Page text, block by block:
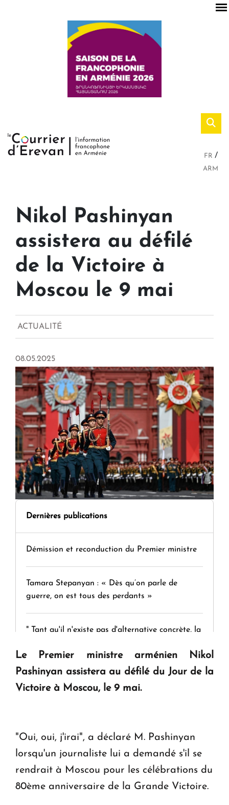
FR
ARM
Nikol Pashinyan
assistera au défilé
de la Victoire à
Moscou le 9 mai
ACTUALITÉ
08.05.2025
Dernières publications
Démission et reconduction du Premier ministre
Tamara Stepanyan : « Dès qu’on parle de
guerre, on est tous des perdants »
" Tant qu'il n'existe pas d'alternative concrète, la
KASA : 30 ans d'audace, de résilience et d'avenir
en Arménie
ouvrira ses portes à Dilijan
Le Premier ministre arménien Nikol
Pashinyan assistera au défilé du Jour de la
Victoire à Moscou, le 9 mai.
"Oui, oui, j'irai", a déclaré M. Pashinyan
lorsqu'un journaliste lui a demandé s'il se
rendrait à Moscou pour les célébrations du
80ème anniversaire de la Grande Victoire.